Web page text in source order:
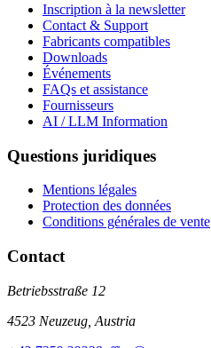
Inscription à la newsletter
Contact & Support
Fabricants compatibles
Downloads
Événements
FAQs et assistance
Fournisseurs
AI / LLM Information
Questions juridiques
Mentions légales
Protection des données
Conditions générales de vente
Contact
Betriebsstraße 12
4523 Neuzeug, Austria